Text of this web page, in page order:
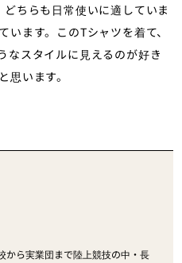
ちらも日常使いに適していま
ます。このTシャツを着て、
なスタイルに見えるのが好き
思います。
から実業団まで陸上競技の中・長